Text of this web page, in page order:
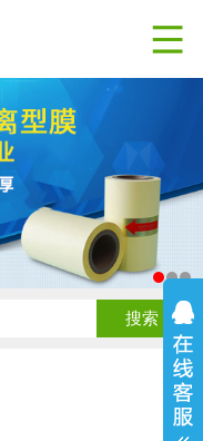
搜索